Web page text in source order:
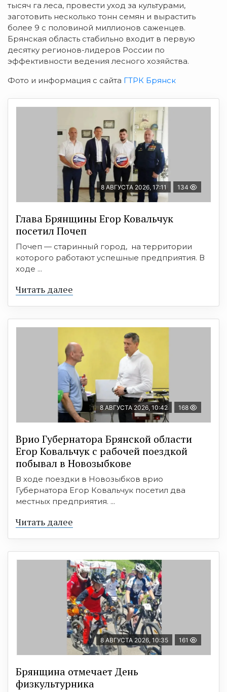
тысяч га леса, провести уход за культурами,
заготовить несколько тонн семян и вырастить
более 9 с половиной миллионов саженцев.
Брянская область стабильно входит в первую
десятку регионов-лидеров России по
эффективности ведения лесного хозяйства.
Фото и информация с сайта ГТРК Брянск
8 АВГУСТА 2026, 17:11 134
Глава Брянщины Егор Ковальчук
посетил Почеп
Почеп — старинный город, на территории
которого работают успешные предприятия. В
ходе ...
Читать далее
8 АВГУСТА 2026, 10:42 168
Врио Губернатора Брянской области
Егор Ковальчук с рабочей поездкой
побывал в Новозыбкове
В ходе поездки в Новозыбков врио
Губернатора Егор Ковальчук посетил два
местных предприятия. ...
Читать далее
8 АВГУСТА 2026, 10:35 161
Брянщина отмечает День
физкультурника